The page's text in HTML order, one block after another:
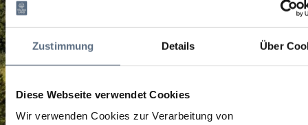
Zustimmung Details Über
Diese Webseite verwendet Cookies
Wir verwenden Cookies zur Verarbeitung von